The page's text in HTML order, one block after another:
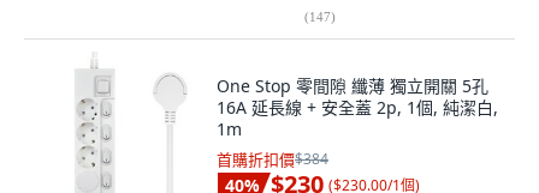
(147)
One Stop 零間隙 纖薄 獨立開關 5孔
16A 延長線 + 安全蓋 2p, 1個, 純潔白,
1m
首購折扣價$384
40% $230 ($230.00/1個)